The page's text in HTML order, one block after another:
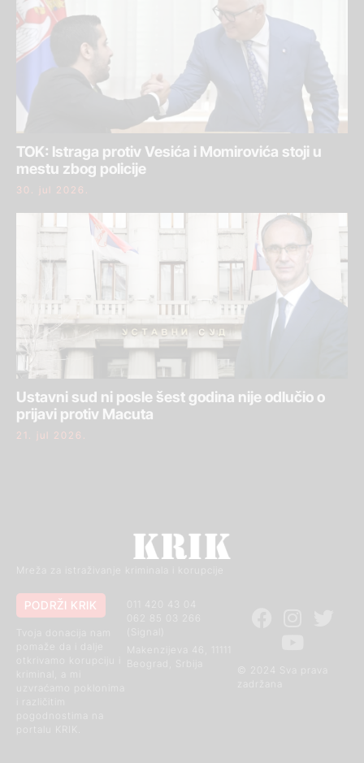
TOK: Istraga protiv Vesića i Momirovića stoji u
mestu zbog policije
30. jul 2026.
Ustavni sud ni posle šest godina nije odlučio o
prijavi protiv Macuta
21. jul 2026.
Mreža za istraživanje kriminala i korupcije
© 2024 Sva prava
011 420 43 04
Makenzijeva 46, 11111
PODRŽI KRIK
otkrivamo korupciju i
kriminal, a mi
uzvraćamo poklonima
i različitim
pogodnostima na
portalu KRIK.